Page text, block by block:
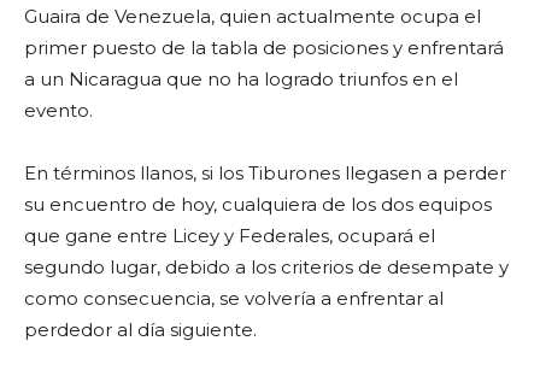
Guaira de Venezuela, quien actualmente ocupa el
primer puesto de la tabla de posiciones y enfrentará
a un Nicaragua que no ha logrado triunfos en el
evento.
En términos llanos, si los Tiburones llegasen a perder
su encuentro de hoy, cualquiera de los dos equipos
que gane entre Licey y Federales, ocupará el
segundo lugar, debido a los criterios de desempate y
como consecuencia, se volvería a enfrentar al
perdedor al día siguiente.